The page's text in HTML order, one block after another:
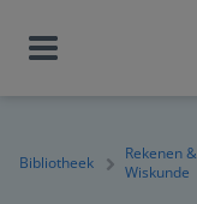
Bibliotheek
Rekenen &
Wiskunde